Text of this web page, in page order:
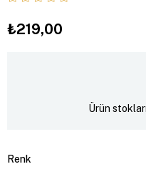
₺219,00
Ürün
Renk